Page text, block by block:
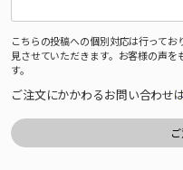
こちらの投稿への個別対応は行って
見させていただきます。お客様の声を
す。
ご注文にかかわるお問い合わせ